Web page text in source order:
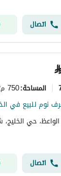
اتصال
⃁
المساحة:750 م2
حي
اتصال